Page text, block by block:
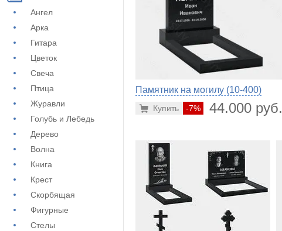
Ангел
Арка
Гитара
Цветок
Свеча
Птица
Журавли
Голубь и Лебедь
Дерево
Волна
Книга
Крест
Скорбящая
Фигурные
Стелы
Памятник на могилу (10-400)
-7% 44.000 руб.
Купить